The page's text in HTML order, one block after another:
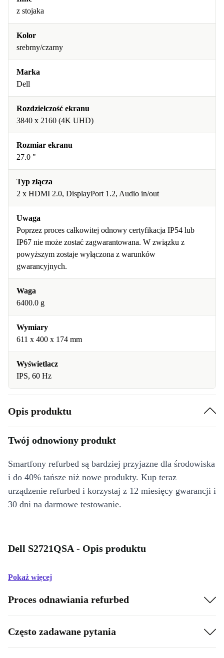
z stojaka
Kolor
srebrny/czarny
Marka
Dell
Rozdzielczość ekranu
3840 x 2160 (4K UHD)
Rozmiar ekranu
27.0 "
Typ złącza
2 x HDMI 2.0, DisplayPort 1.2, Audio in/out
Uwaga
Poprzez proces całkowitej odnowy certyfikacja IP54 lub
IP67 nie może zostać zagwarantowana. W związku z
powyższym zostaje wyłączona z warunków
gwarancyjnych.
Waga
6400.0 g
Wymiary
611 x 400 x 174 mm
Wyświetlacz
IPS, 60 Hz
Opis produktu
Twój odnowiony produkt
Smartfony refurbed są bardziej przyjazne dla środowiska
i do 40% tańsze niż nowe produkty. Kup teraz
urządzenie refurbed i korzystaj z 12 miesięcy gwarancji i
30 dni na darmowe testowanie.
Dell S2721QSA - Opis produktu
Pokaż więcej
Proces odnawiania refurbed
Często zadawane pytania